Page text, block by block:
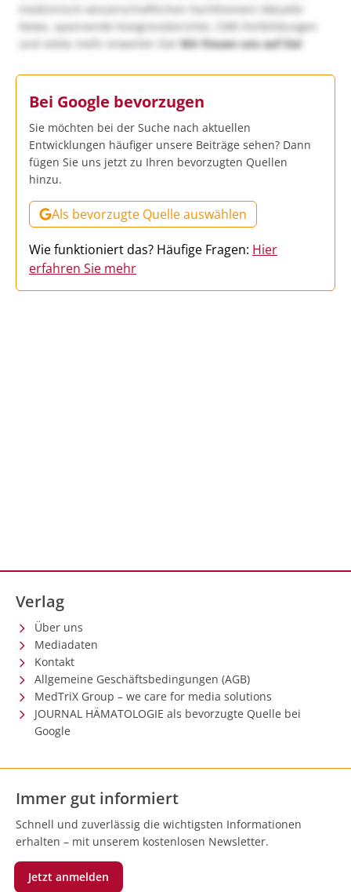
medizinisch-wissenschaftlichen Fachthemen! Aktuelle
News, spannende Kongressberichte, CME-Fortbildungen
und vieles mehr erwarten Sie!Wir freuen uns auf Sie!
Bei Google bevorzugen
Sie möchten bei der Suche nach aktuellen
Entwicklungen häufiger unsere Beiträge sehen? Dann
fügen Sie uns jetzt zu Ihren bevorzugten Quellen
hinzu.
Als bevorzugte Quelle auswählen
Wie funktioniert das? Häufige Fragen: Hier
erfahren Sie mehr
Verlag
Über uns
Mediadaten
Kontakt
Allgemeine Geschäftsbedingungen (AGB)
MedTriX Group – we care for media solutions
JOURNAL HÄMATOLOGIE als bevorzugte Quelle bei
Google
Immer gut informiert
Schnell und zuverlässig die wichtigsten Informationen
erhalten – mit unserem kostenlosen Newsletter.
Jetzt anmelden